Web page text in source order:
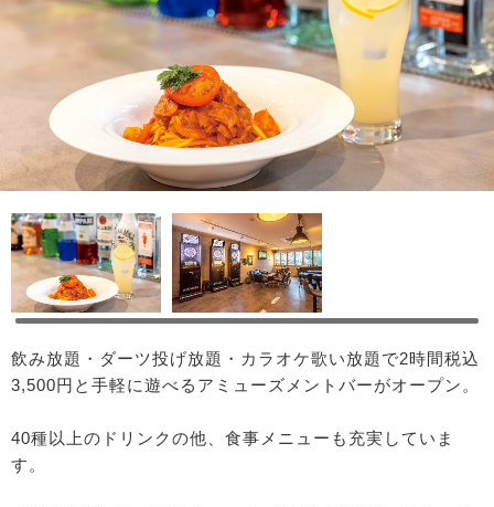
飲み放題・ダーツ投げ放題・カラオケ歌い放題で2時間税込
3,500円と手軽に遊べるアミューズメントバーがオープン。
40種以上のドリンクの他、食事メニューも充実していま
す。